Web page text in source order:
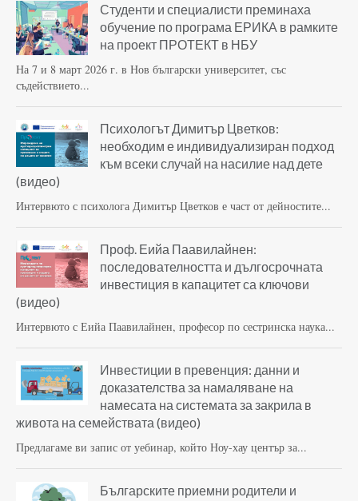
Студенти и специалисти преминаха
обучение по програма ЕРИКА в рамките
на проект ПРОТЕКТ в НБУ
На 7 и 8 март 2026 г. в Нов български университет, със
съдействието...
Психологът Димитър Цветков:
необходим е индивидуализиран подход
към всеки случай на насилие над дете
(видео)
Интервюто с психолога Димитър Цветков е част от дейностите...
Проф. Еийа Паавилайнен:
последователността и дългосрочната
инвестиция в капацитет са ключови
(видео)
Интервюто с Еийа Паавилайнен, професор по сестринска наука...
Инвестиции в превенция: данни и
доказателства за намаляване на
намесата на системата за закрила в
живота на семействата (видео)
Предлагаме ви запис от уебинар, който Ноу-хау център за...
Българските приемни родители и